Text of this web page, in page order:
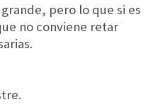
pero lo que si es
no conviene retar